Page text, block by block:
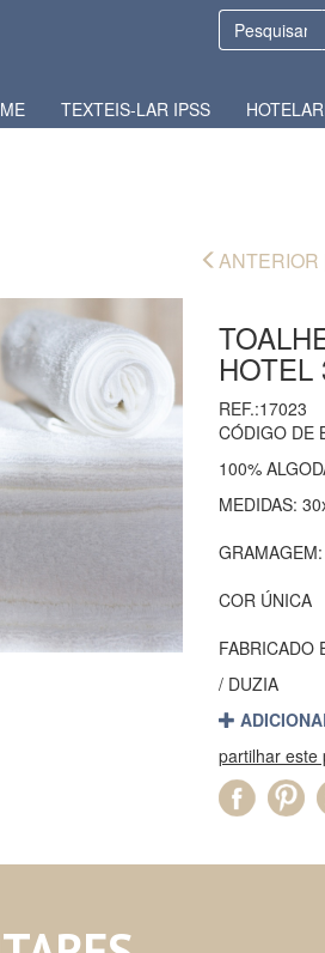
TEXTEIS-LAR IPSS
ANTERIOR
HOTEL
REF.:17023
CÓDIGO DE
100%
MEDIDAS:
COR ÚNICA
FABRICADO
/ DUZIA
partilhar este